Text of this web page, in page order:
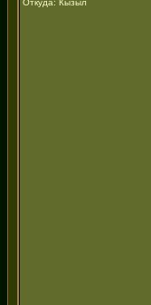
Откуда: Кызыл